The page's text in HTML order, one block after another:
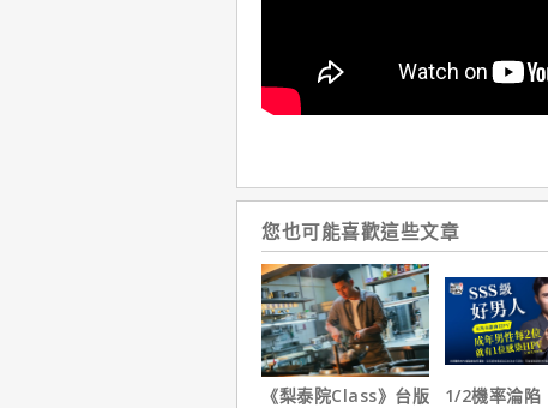
您也可能喜歡這些文章
《梨泰院Class》台版
1/2機率淪陷